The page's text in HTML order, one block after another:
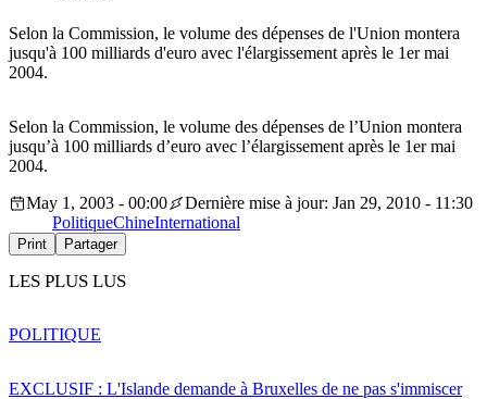
Selon la Commission, le volume des dépenses de l'Union montera
jusqu'à 100 milliards d'euro avec l'élargissement après le 1er mai
2004.
Selon la Commission, le volume des dépenses de l’Union montera
jusqu’à 100 milliards d’euro avec l’élargissement après le 1er mai
2004.
May 1, 2003 - 00:00
Dernière mise à jour: Jan 29, 2010 - 11:30
PolitiqueChineInternational
Print Partager
LES PLUS LUS
EXCLUSIF : L'Islande demande à Bruxelles de ne pas s'immiscer
POLITIQUE